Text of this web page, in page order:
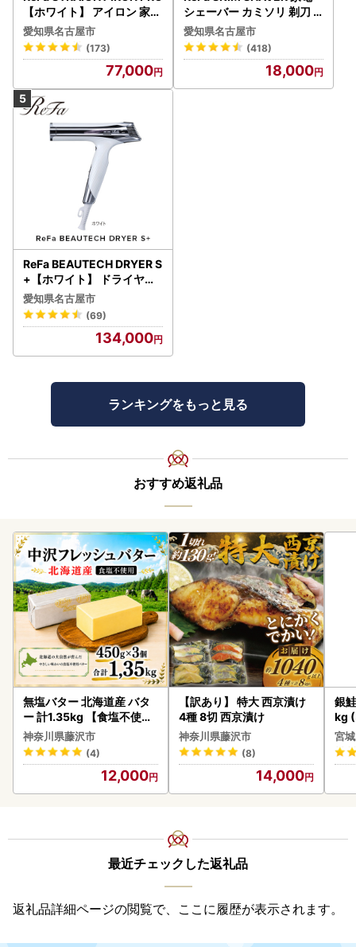
【ホワイト】 アイロン 家電
美容 リファ アイロン
愛知県名古屋市
(173)
77,000
シェーバー カミソリ 剃刀
シェーバー
愛知県名古屋市
(418)
18,000
ReFa BEAUTECH DRYER S
+【ホワイト】 ドライヤー
美容 家電 ドライヤー リフ
ァ
愛知県名古屋市
(69)
134,000
ランキングをもっと見る
おすすめ返礼品
無塩バター 北海道産 バタ
ー 計1.35kg 【食塩不使用
】
神奈川県藤沢市
(4)
12,000
【訳あり】 特大 西京漬け
4種 8切 西京漬け
神奈川県藤沢市
(8)
14,000
銀
kg
宮
最近チェックした返礼品
返礼品詳細ページの閲覧で、ここに履歴が表示されます。